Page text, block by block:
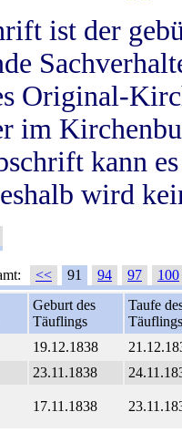
ist der
Original-
im
kann
wird
<< 91 94 97
100
Geburt des
Täuflings
Taufe
Täuflings
19.12.1838
23.11.1838
17.11.1838